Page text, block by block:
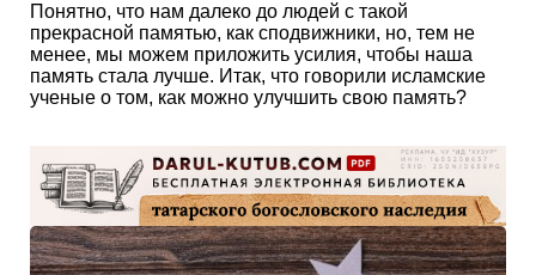
Понятно, что нам далеко до людей с такой
прекрасной памятью, как сподвижники, но, тем не
менее, мы можем приложить усилия, чтобы наша
память стала лучше. Итак, что говорили исламские
ученые о том, как можно улучшить свою память?